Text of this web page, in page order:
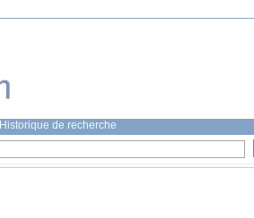
Historique de recherche